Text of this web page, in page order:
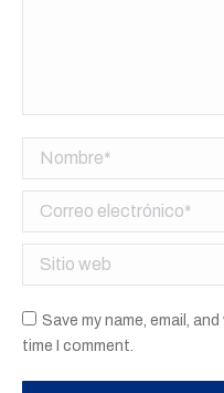
Nombre *
Correo electrónico *
Sitio web
Save my name, email,
time I comment.